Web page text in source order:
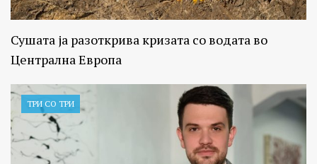
Сушата ја разоткрива кризата со водата во
Централна Европа
ТРИ СО ТРИ